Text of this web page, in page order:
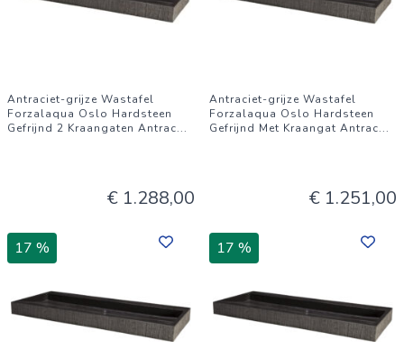
Antraciet-grijze Wastafel
Forzalaqua Oslo Hardsteen
Gefrijnd 2 Kraangaten Antrac...
€ 1.288,00
Antraciet-grijze Wastafel
Forzalaqua Oslo Hardsteen
Gefrijnd Met Kraangat Antrac...
€ 1.251,00
17 % 17 %